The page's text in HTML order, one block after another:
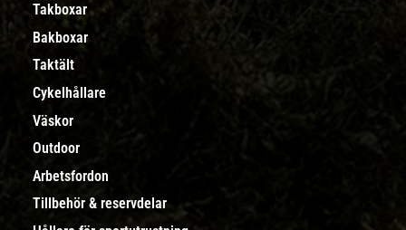
Takboxar
Bakboxar
Taktält
Cykelhållare
Väskor
Outdoor
Arbetsfordon
Tillbehör & reservdelar